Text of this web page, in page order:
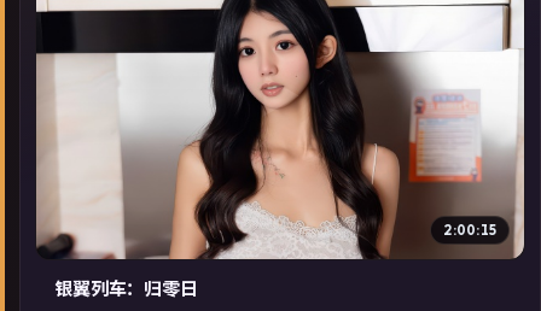
▶
2:00:15
银翼列车：归零日